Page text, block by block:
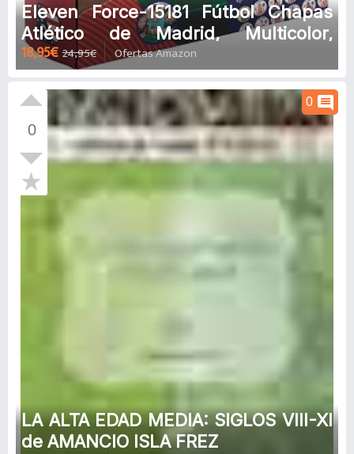
Eleven Force-15181 Fútbol Chapas
Atlético de Madrid, Multicolor,
Grande (15181)
18,95€ 24,95€ Ofertas Amazon
0
0 comment
LA ALTA EDAD MEDIA: SIGLOS VIII-XI
de AMANCIO ISLA FREZ